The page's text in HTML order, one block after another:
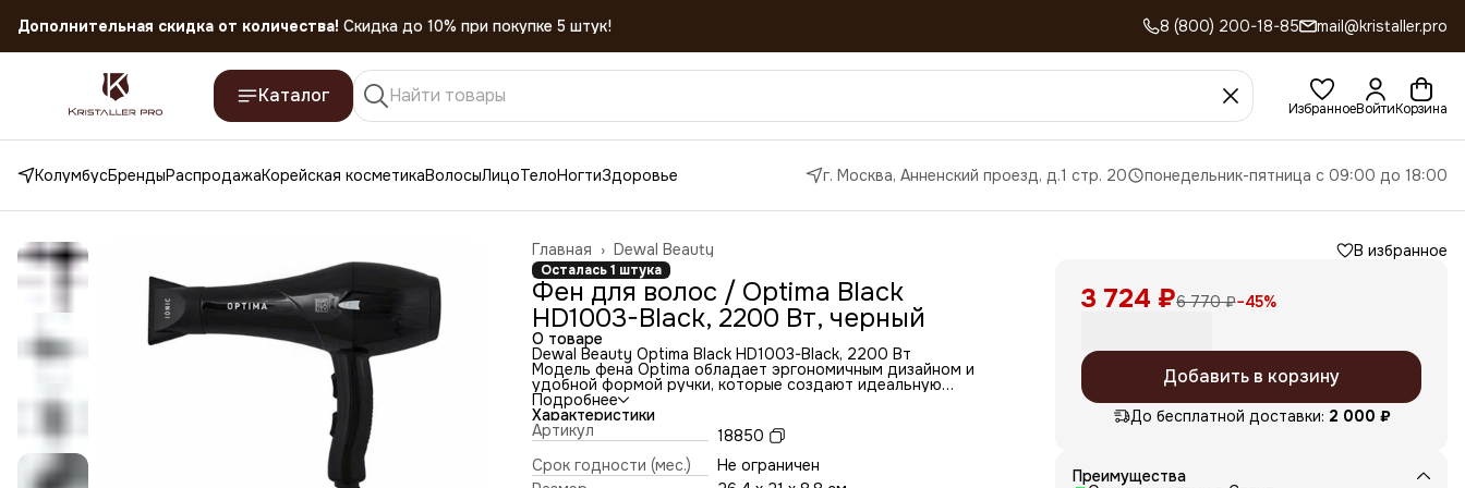
Скидка 45% на все товары до 31.07.2026 8 (800) 200-18-85 mail@kristaller.pro
Каталог
ИзбранноеВойтиКорзина
КолумбусБрендыРаспродажаКорейская косметикаВолосыЛицоТелоНогтиЗдоровье г. Москва, Анненский проезд, д.1 стр. 20 понедельник-пятница с 09:00 до 18:00
Dewal Beauty
Главная ›
Осталась 1 штука
Фен для волос / Optima Black
HD1003-Black, 2200 Вт, черный
О товаре
Dewal Beauty Optima Black HD1003-Black, 2200 Вт
Модель фена Optima обладает эргономичным дизайном и
удобной формой ручки, которые создают идеальную
балансировку, фен комфортно лежит в руке. Кнопки
переключения температурных режимов расположены
спереди, что создает дополнительные удобства при работе.
Фен Dewal Beauty Optima оснащен мотором АС, моторы AC
используются в профессиональных фенах и рассчитаны на
непрерывную работу в течение 8-10 часов. Срок службы таких
Подробнее
Характеристики
Артикул
18850
Срок годности (мес.)
Не ограничен
В избранное
3 724 ₽6 770 ₽−45%
Добавить в корзину
До бесплатной доставки: 2 000 ₽
Преимущества